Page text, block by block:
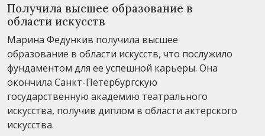
Получила высшее образование в
области искусств
Марина Федункив получила высшее
образование в области искусств, что послужило
фундаментом для ее успешной карьеры. Она
окончила Санкт-Петербургскую
государственную академию театрального
искусства, получив диплом в области актерского
искусства.